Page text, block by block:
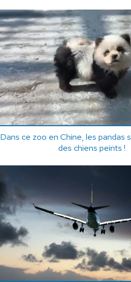
Dans ce zoo en Chine, les pandas
des chiens peints !